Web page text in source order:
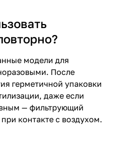
модели для
После
герметичной упаковки
даже если
— фильтрующий
контакте с воздухом.